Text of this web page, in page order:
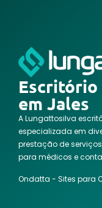
Escritório
em Jales
A Lungattosilva
especializada em
prestação de
para médicos e
Ondatta - Sites para